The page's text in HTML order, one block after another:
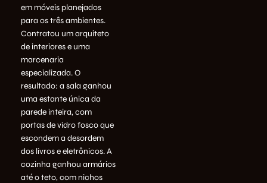
em móveis planejados
para os três ambientes.
Contratou um arquiteto
de interiores e uma
marcenaria
especializada. O
resultado: a sala ganhou
uma estante única da
parede inteira, com
portas de vidro fosco que
escondem a desordem
dos livros e eletrônicos. A
cozinha ganhou armários
até o teto, com nichos